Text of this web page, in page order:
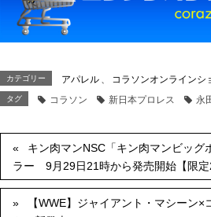
カテゴリー アパレル 、 コラソンオンラインシ
タグ コラソン 新日本プロレス 永
キン肉マンNSC「キン肉マンビッグ
ラー 9月29日21時から発売開始【限定
【WWE】ジャイアント・マシーン